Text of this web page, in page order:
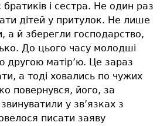
і сестра. Не один раз
дітей у притулок. Не лише
а й зберегли господарство,
До цього часу молодші
другою матір’ю. Це зараз
а тоді ховались по чужих
повернувся, його, за
у зв’язках з
писати заяву